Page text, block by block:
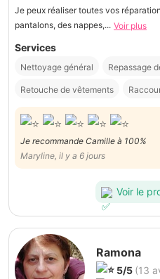
Je peux réaliser toutes vos
pantalons, des nappes,... Voir plus
Services
Nettoyage général Repassage
Retouche de vêtements
Je recommande Camille à 100%
Maryline, il y a 6 jours
Voir le
Ramona
5/5 (13